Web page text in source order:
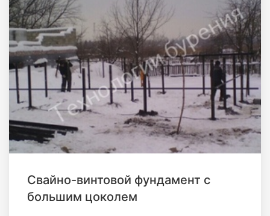
Свайно-винтовой фундамент с
большим цоколем